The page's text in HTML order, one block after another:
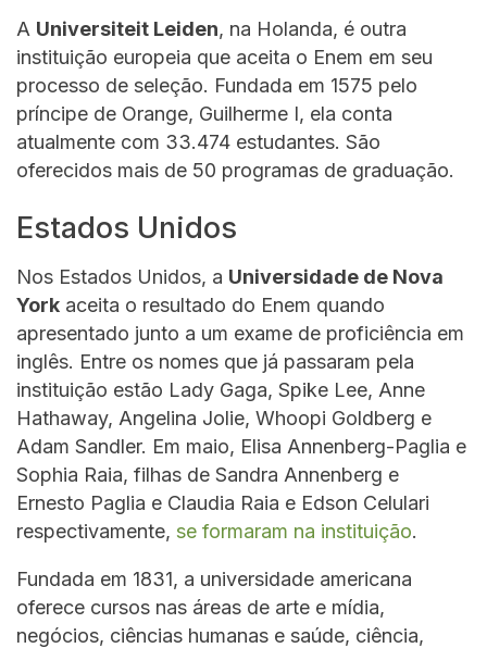
A Universiteit Leiden, na Holanda, é outra
instituição europeia que aceita o Enem em seu
processo de seleção. Fundada em 1575 pelo
príncipe de Orange, Guilherme I, ela conta
atualmente com 33.474 estudantes. São
oferecidos mais de 50 programas de graduação.
Estados Unidos
Nos Estados Unidos, a Universidade de Nova
York aceita o resultado do Enem quando
apresentado junto a um exame de proficiência em
inglês. Entre os nomes que já passaram pela
instituição estão Lady Gaga, Spike Lee, Anne
Hathaway, Angelina Jolie, Whoopi Goldberg e
Adam Sandler. Em maio, Elisa Annenberg-Paglia e
Sophia Raia, filhas de Sandra Annenberg e
Ernesto Paglia e Claudia Raia e Edson Celulari
respectivamente, se formaram na instituição.
Fundada em 1831, a universidade americana
oferece cursos nas áreas de arte e mídia,
negócios, ciências humanas e saúde, ciência,